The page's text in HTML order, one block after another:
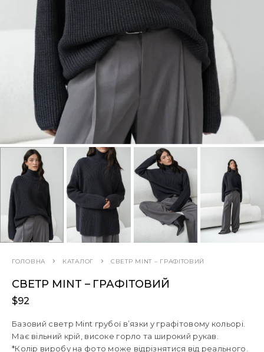
ГОЛОВНА КАТАЛОГ СВЕТР MINT – ГРАФІТОВИЙ
СВЕТР MINT – ГРАФІТОВИЙ
$92
Базовий светр Mint грубої в’язки у графітовому кольорі.
Має вільний крій, високе горло та широкий рукав.
*Колір виробу на фото може відрізнятися від реального.